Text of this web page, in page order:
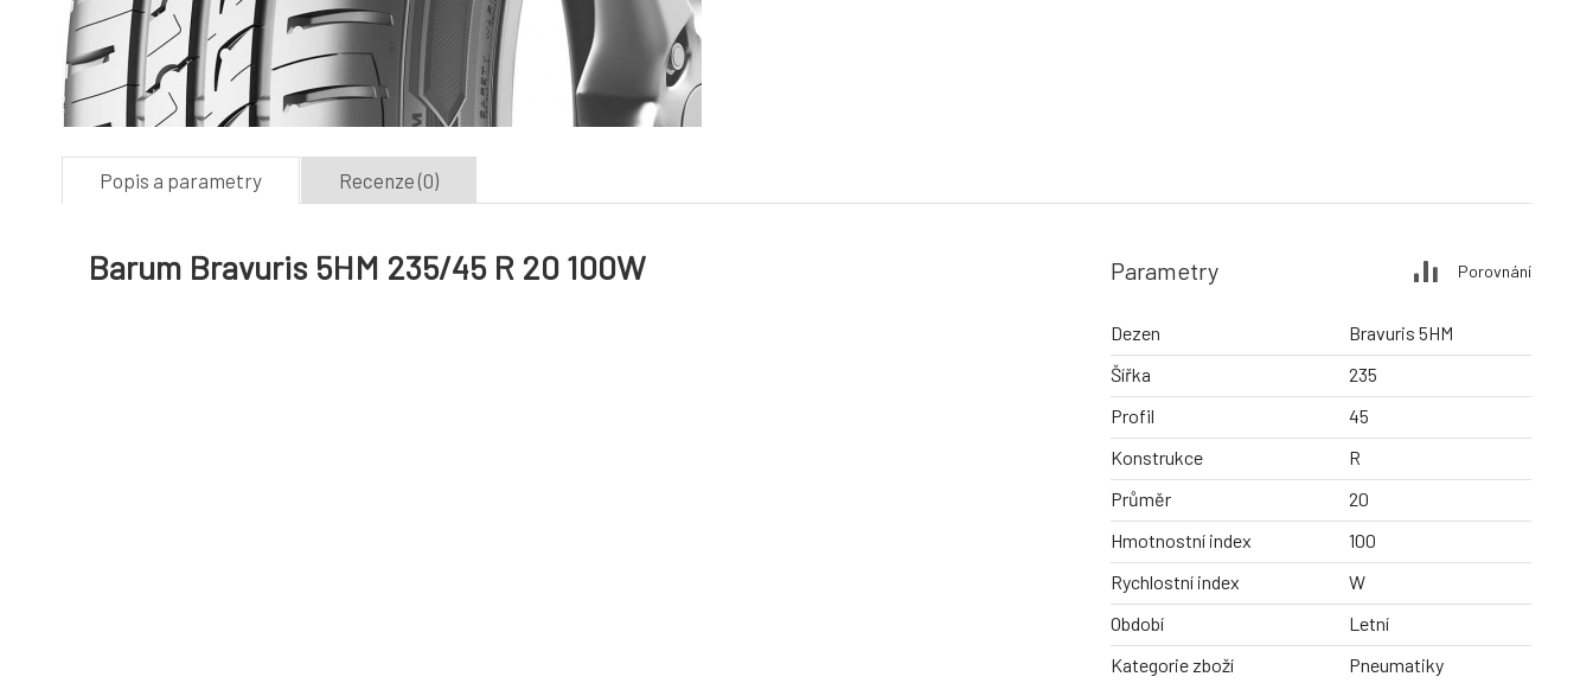
Popis a parametry Recenze (0)
Barum Bravuris 5HM 235/45 R 20 100W Parametry Porovnání
Dezen
Bravuris 5HM
Šířka
235
Profil
45
Konstrukce
R
Průměr
20
Hmotnostní index
100
Rychlostní index
W
Období
Letní
Kategorie zboží
Pneumatiky